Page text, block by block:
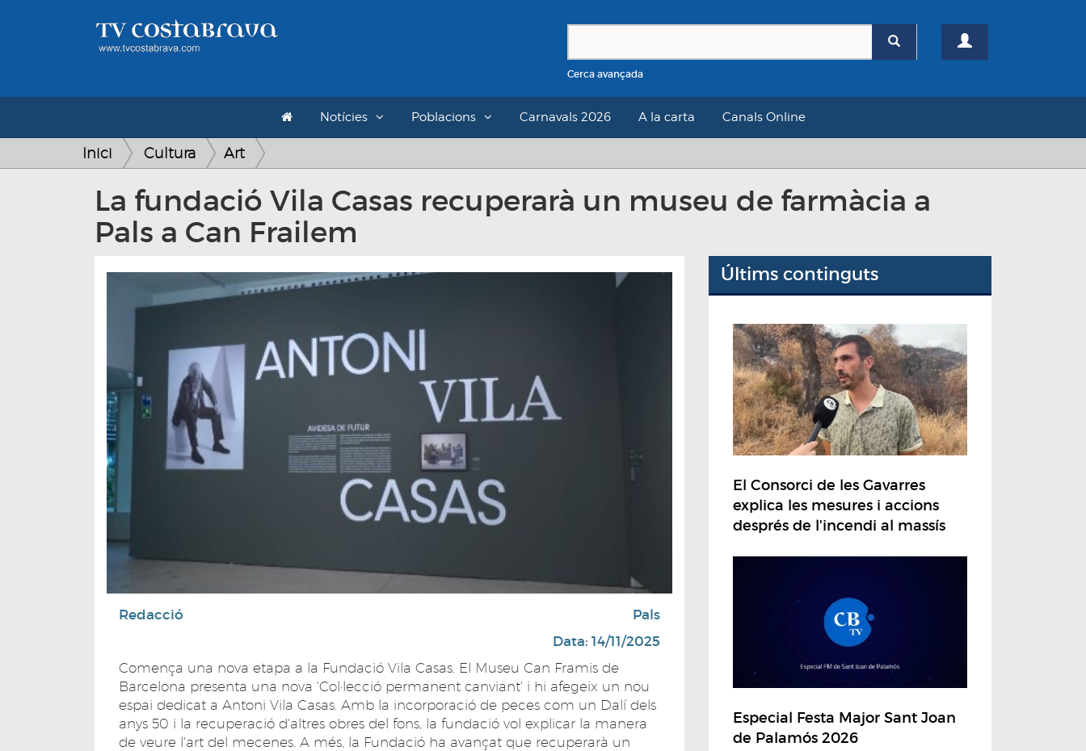
Cerca avançada
Notícies Poblacions Carnavals 2026 A la carta Canals Online
Inici Cultura Art
La fundació Vila Casas recuperarà un museu de farmàcia a
Pals a Can Frailem
Redacció
Pals
Data: 14/11/2025
Comença una nova etapa a la Fundació Vila Casas. El Museu Can Framis de
Barcelona presenta una nova 'Col·lecció permanent canviant' i hi afegeix un nou
espai dedicat a Antoni Vila Casas. Amb la incorporació de peces com un Dalí dels
anys 50 i la recuperació d'altres obres del fons, la fundació vol explicar la manera
de veure l'art del mecenes. A més, la Fundació ha avançat que recuperarà un
Últims continguts
El Consorci de les Gavarres
explica les mesures i accions
després de l'incendi al massís
Especial Festa Major Sant Joan
de Palamós 2026